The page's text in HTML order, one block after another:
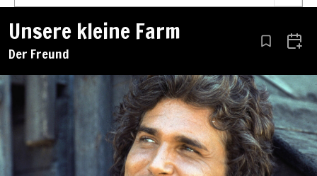
Unsere kleine Farm
Der Freund Aus den